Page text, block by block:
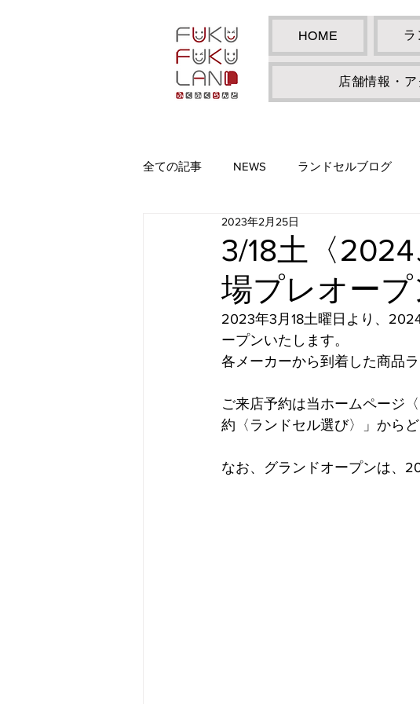
HOME ラ
店舗情報・
全ての記事 NEWS ランドセルブログ
3/18土〈
場プレオー
2023年2月25日
2023年3月18土曜日より、
ープンいたします。
各メーカーから到着した商品
ご来店予約は当ホームページ
約〈ランドセル選び〉」からど
なお、グランドオープンは、